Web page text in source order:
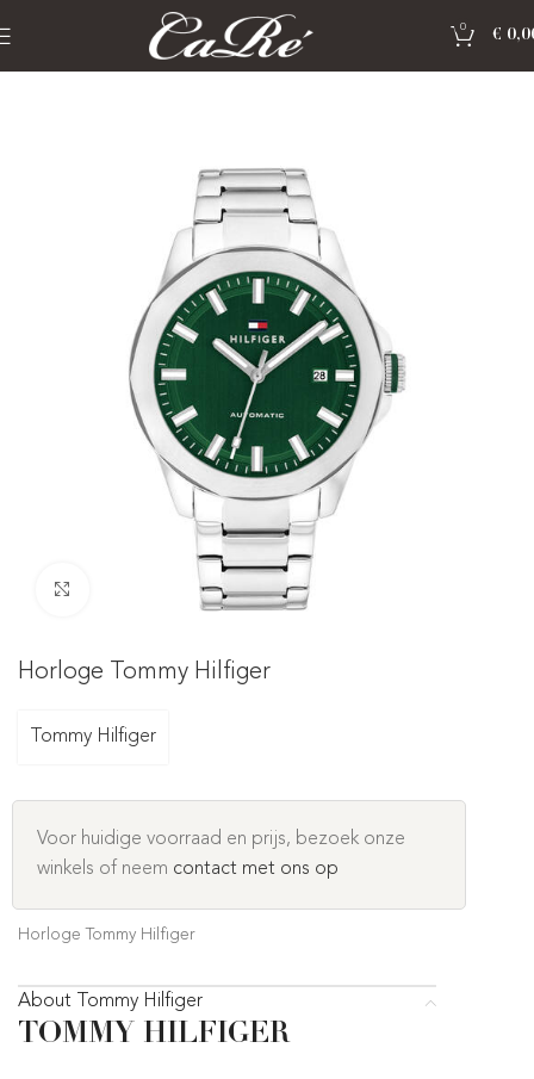
0
€
Horloge Tommy Hilfiger
Click to enlarge
Horloge Tommy Hilfiger
Tommy Hilfiger
Voor huidige voorraad en prijs, bezoek onze
winkels of neem contact met ons op
Horloge Tommy Hilfiger
About Tommy Hilfiger
TOMMY HILFIGER